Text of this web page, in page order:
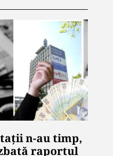
n-au timp,
raportul